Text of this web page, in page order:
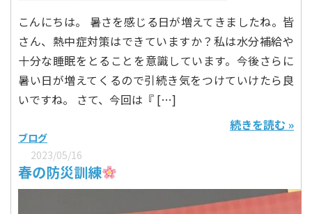
こんにちは。 暑さを感じる日が増えてきましたね。皆
さん、熱中症対策はできていますか？私は水分補給や
十分な睡眠をとることを意識しています。今後さらに
暑い日が増えてくるので引続き気をつけていけたら良
いですね。 さて、今回は『 […]
続きを読む »
ブログ
2023/05/16
春の防災訓練